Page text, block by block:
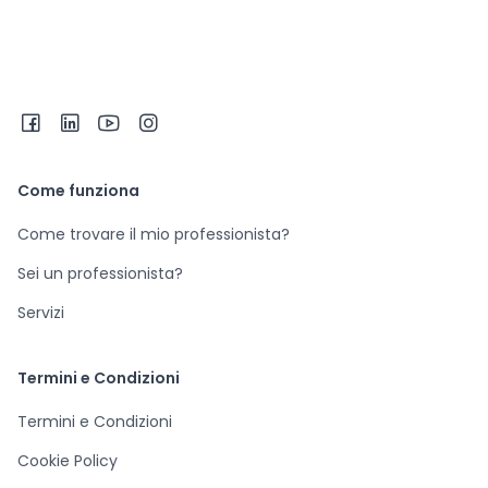
Come funziona
Come trovare il mio professionista?
Sei un professionista?
Servizi
Termini e Condizioni
Termini e Condizioni
Cookie Policy